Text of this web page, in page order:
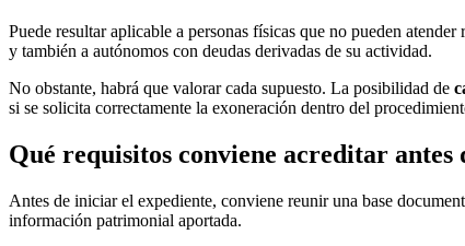
Puede resultar aplicable a personas físicas que no pueden
y también a autónomos con deudas derivadas de su actividad.
No obstante, habrá que valorar cada supuesto. La posibilidad de
si se solicita correctamente la exoneración dentro del
Qué requisitos conviene acreditar
Antes de iniciar el expediente, conviene reunir una base
información patrimonial aportada.